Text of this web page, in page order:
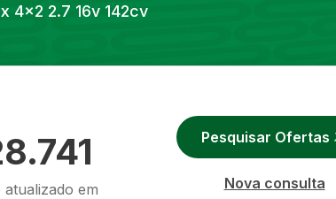
4x2 2.7 16v 142cv
em
Pesquisar Ofertas
Nova consulta